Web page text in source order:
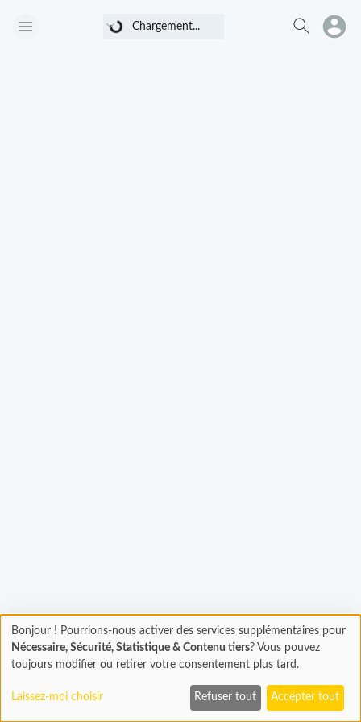
Chargement...
Chargement... Chargement
En cours...
Bonjour ! Pourrions-nous activer des services supplémentaires pour
Nécessaire, Sécurité, Statistique & Contenu tiers? Vous pouvez
toujours modifier ou retirer votre consentement plus tard.
Laissez-moi choisir Refuser tout Accepter tout